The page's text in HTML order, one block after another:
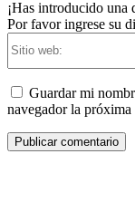
¡Has introducido una
Por favor ingrese su
Guardar mi
navegador la próxima